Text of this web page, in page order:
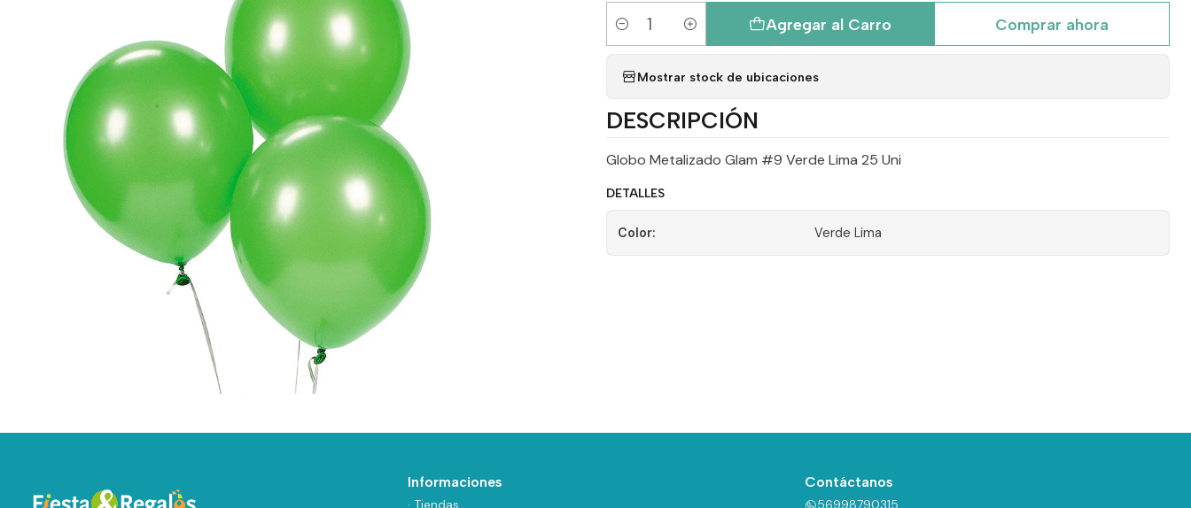
Cantidad
Agregar al Carro Comprar ahora
Mostrar stock de ubicaciones
DESCRIPCIÓN
Globo Metalizado Glam #9 Verde Lima 25 Uni
DETALLES
Color: Verde Lima
Informaciones
· Tiendas
Contáctanos
56998790315